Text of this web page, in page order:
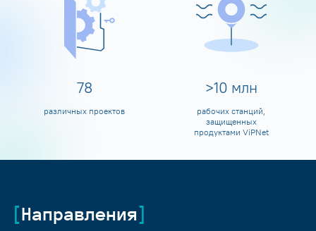
80
различных проектов
>10 млн
рабочих станций,
защищенных
продуктами ViPNet
Направления